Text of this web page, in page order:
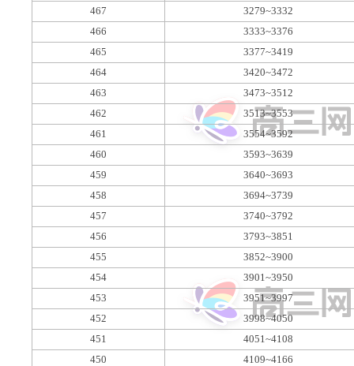
467
3279~3332
466
3333~3376
465
3377~3419
464
3420~3472
463
3473~3512
462
3513~3553
461
3554~3592
460
3593~3639
459
3640~3693
458
3694~3739
457
3740~3792
456
3793~3851
455
3852~3900
454
3901~3950
453
3951~3997
452
3998~4050
451
4051~4108
450
4109~4166